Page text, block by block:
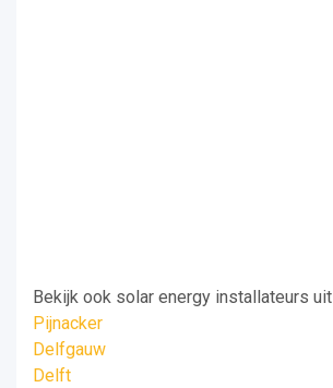
Bekijk ook solar energy installateurs uit
Pijnacker
Delfgauw
Delft